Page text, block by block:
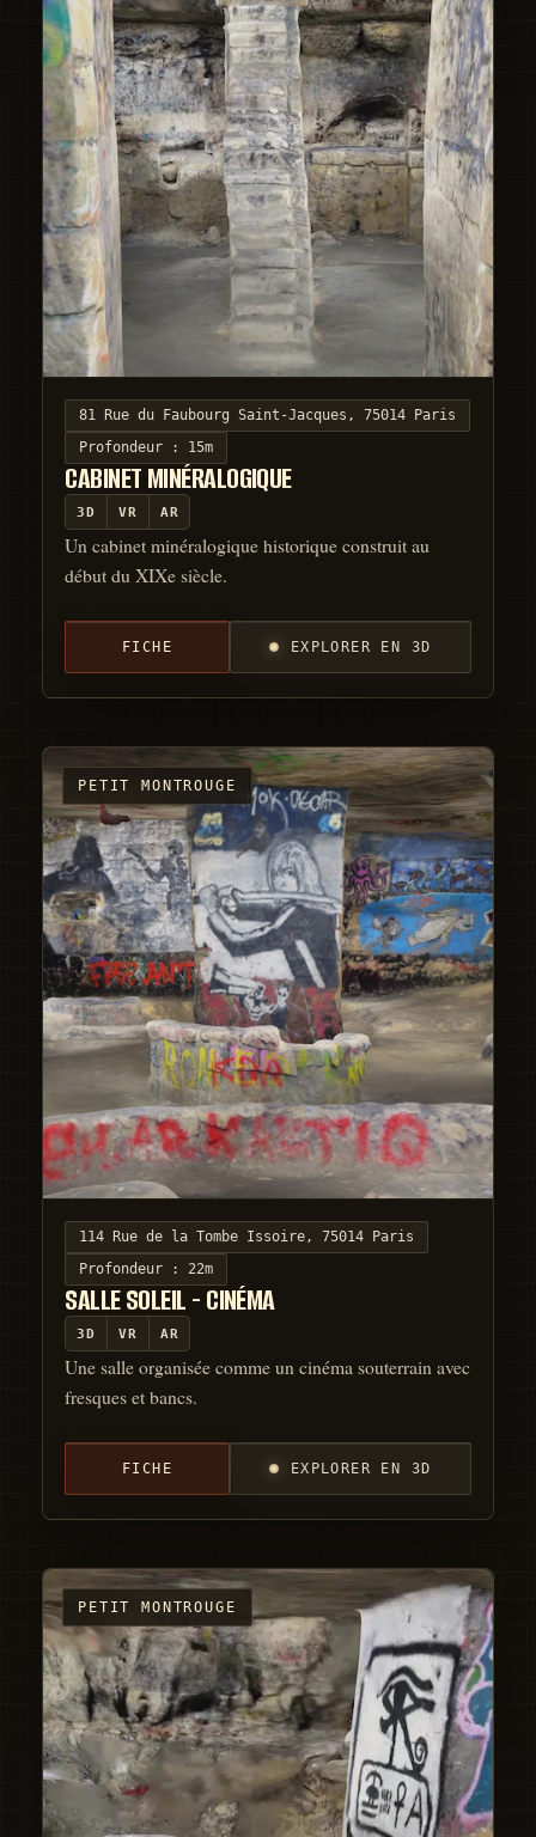
81 Rue du Faubourg Saint-Jacques, 75014 Paris
Profondeur : 15m
CABINET MINÉRALOGIQUE
3D VR AR
Un cabinet minéralogique historique construit au
début du XIXe siècle.
FICHE EXPLORER EN 3D
PETIT MONTROUGE
114 Rue de la Tombe Issoire, 75014 Paris
Profondeur : 22m
SALLE SOLEIL - CINÉMA
3D VR AR
Une salle organisée comme un cinéma souterrain avec
fresques et bancs.
FICHE EXPLORER EN 3D
PETIT MONTROUGE